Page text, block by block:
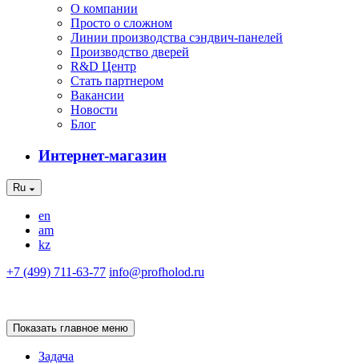
О компании
Просто о сложном
Линии производства сэндвич-панелей
Производство дверей
R&D Центр
Стать партнером
Вакансии
Новости
Блог
Интернет-магазин
Ru
en
am
kz
+7 (499) 711-63-77 info@profholod.ru
Показать главное меню
Задача